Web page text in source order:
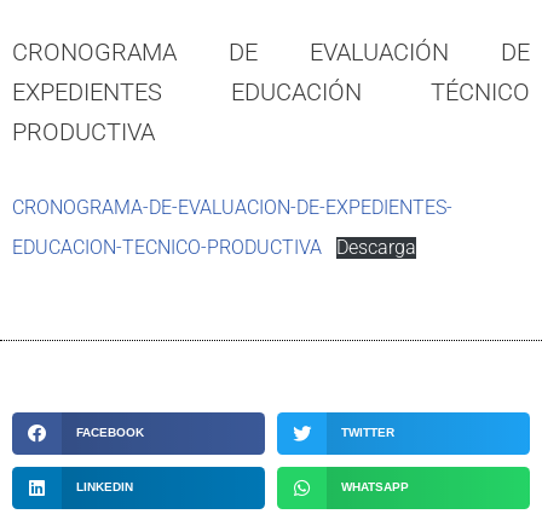
CRONOGRAMA DE EVALUACIÓN DE
EXPEDIENTES EDUCACIÓN TÉCNICO
PRODUCTIVA
CRONOGRAMA-DE-EVALUACION-DE-EXPEDIENTES-
EDUCACION-TECNICO-PRODUCTIVA
Descarga
FACEBOOK TWITTER
LINKEDIN WHATSAPP